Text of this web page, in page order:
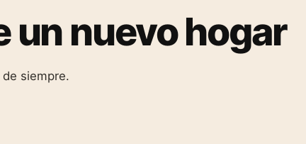
un nuevo hogar
siempre.